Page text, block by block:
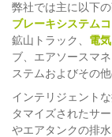
弊社では主に以下
ブレーキシステム
鉱山トラック、 電
ブ、エアソースマ
ステムおよびその他
インテリジェント
タマイズされたサ
やエアタンクの排